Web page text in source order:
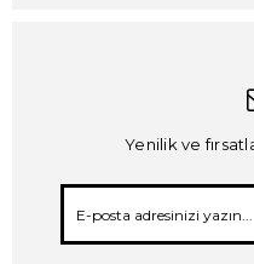
Yenilik ve